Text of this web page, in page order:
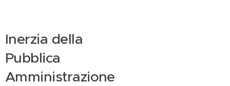
Inerzia della
Pubblica
Amministrazione